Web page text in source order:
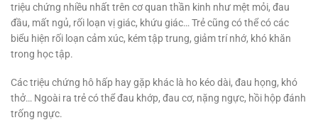
triệu chứng nhiều nhất trên cơ quan thần kinh như mệt mỏi, đau
đầu, mất ngủ, rối loạn vị giác, khứu giác… Trẻ cũng có thể có các
biểu hiện rối loạn cảm xúc, kém tập trung, giảm trí nhớ, khó khăn
trong học tập.
Các triệu chứng hô hấp hay gặp khác là ho kéo dài, đau họng, khó
thở… Ngoài ra trẻ có thể đau khớp, đau cơ, nặng ngực, hồi hộp đánh
trống ngực.